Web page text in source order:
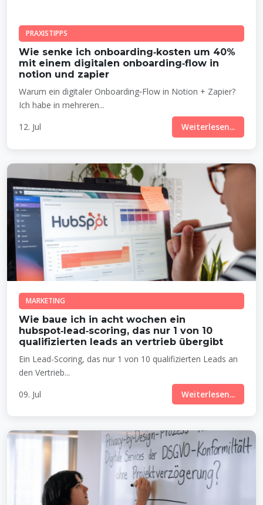
PRAXISTIPPS
Wie senke ich onboarding‑kosten um 40%
mit einem digitalen onboarding‑flow in
notion und zapier
Warum ein digitaler Onboarding‑Flow in Notion + Zapier?
Ich habe in mehreren...
12. Jul
Weiterlesen...
MARKETING
Wie baue ich in acht wochen ein
hubspot‑lead‑scoring, das nur 1 von 10
qualifizierten leads an vertrieb übergibt
Ein Lead-Scoring, das nur 1 von 10 qualifizierten Leads an
den Vertrieb...
09. Jul
Weiterlesen...